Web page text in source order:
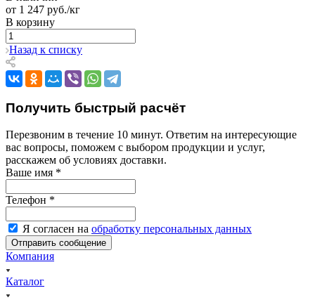
от 1 247 руб./кг
В корзину
Назад к списку
Получить быстрый расчёт
Перезвоним в течение 10 минут. Ответим на интересующие
вас вопросы, поможем с выбором продукции и услуг,
расскажем об условиях доставки.
Ваше имя *
Телефон *
Я согласен на обработку персональных данных
Компания
Каталог